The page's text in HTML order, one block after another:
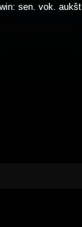
sen. vok. aukšt.